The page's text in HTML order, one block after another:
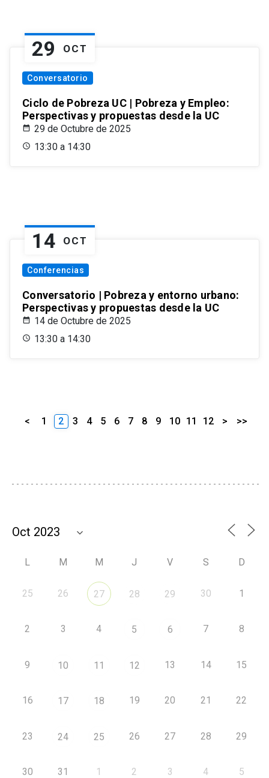
29 OCT
Conversatorio
Ciclo de Pobreza UC | Pobreza y Empleo:
Perspectivas y propuestas desde la UC
29 de Octubre de 2025
13:30 a 14:30
14 OCT
Conferencias
Conversatorio | Pobreza y entorno urbano:
Perspectivas y propuestas desde la UC
14 de Octubre de 2025
13:30 a 14:30
< 1 2 3 4 5 6 7 8 9 10 11 12 > >>
L M M J V S D
25 26 27 28 29 30 1
2 3 4 5 6 7 8
9 10 11 12 13 14 15
16 17 18 19 20 21 22
23 24 25 26 27 28 29
30 31 1 2 3 4 5